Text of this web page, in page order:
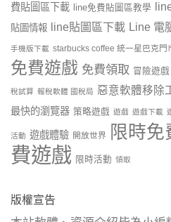
費貼圖區下載
line免費貼圖區教學
貼圖情報 line貼圖區下載 Line 電
手機版下載 starbucks coffee 統一星巴克門
免費遊戲 免費領取 冒險遊戲
稅試算 報稅軟體 國稅局 惡意軟體移除
最快的瀏覽器 策略遊戲 遊戲 遊戲下載
活動 遊戲體驗 開放世界 限時免
費遊戲 限時活動 領取
版權宣告